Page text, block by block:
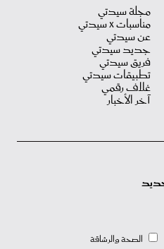
مجلة سيدتي
مناسبات X سيدتي
عن سيدتي
جديد سيدتي
فريق سيدتي
تطبيقات سيدتي
غلاف رقمي
آخر الأخبار
الصحة والرشاقة